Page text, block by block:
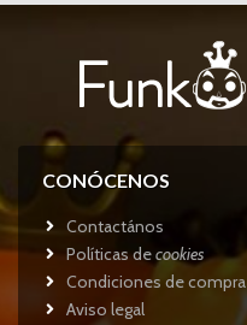
CONÓCENOS
Contactános
Políticas decookies
Condiciones de compra
Aviso legal